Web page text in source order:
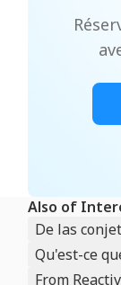
Also of
De las
Qu'est-ce
From